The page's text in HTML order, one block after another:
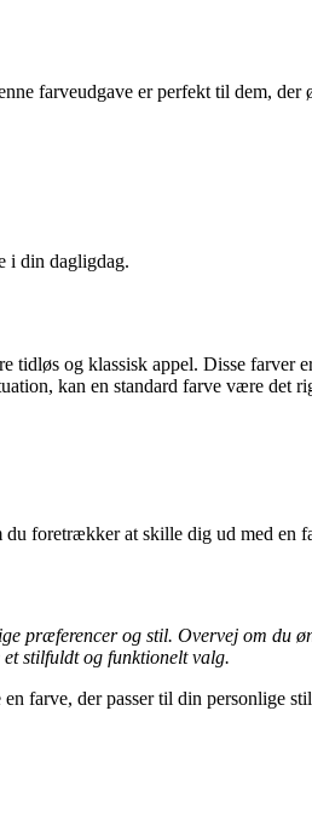
farveudgave er perfekt til dem,
i din dagligdag.
tidløs og klassisk appel. Disse
kan en standard farve være det
foretrækker at skille dig ud med en
præferencer og stil. Overvej om
stilfuldt og funktionelt valg.
farve, der passer til din personlige